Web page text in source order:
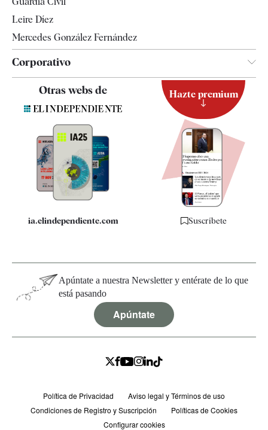
Leire Díez
Mercedes González Fernández
Corporativo
Contacto
Quiénes somos
Especificaciones
Otras webs de
ia.elindependiente.com
Hazte premium
Suscríbete
Apúntate a nuestra Newsletter y entérate de lo que
está pasando
Apúntate
Política de Privacidad
Aviso legal y Términos de uso
Condiciones de Registro y Suscripción
Políticas de Cookies
Configurar cookies